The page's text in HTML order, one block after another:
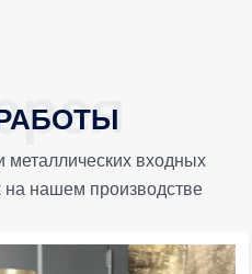
входных
на нашем производстве